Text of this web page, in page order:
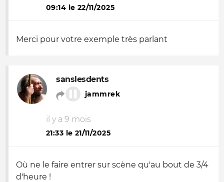
09:14 le 22/11/2025
Merci pour votre exemple très parlant
sanslesdents
jammrek
il y a 9 mois
21:33 le 21/11/2025
Où ne le faire entrer sur scène qu'au bout de 3/4
d'heure !